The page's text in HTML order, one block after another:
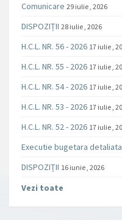
Comunicare 29 iulie , 2026
DISPOZIȚII 28 iulie , 2026
H.C.L. NR. 56 - 2026 17 iulie ,
H.C.L. NR. 55 - 2026 17 iulie ,
H.C.L. NR. 54 - 2026 17 iulie ,
H.C.L. NR. 53 - 2026 17 iulie ,
H.C.L. NR. 52 - 2026 17 iulie ,
Executie bugetara detaliata
DISPOZIȚII 16 iunie , 2026
Vezi toate